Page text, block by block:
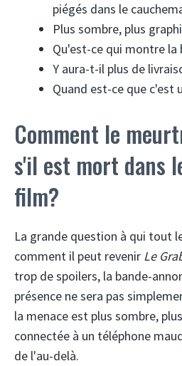
piégés dans le
Plus sombre, plus
Qu'est-ce qui montre la
Y aura-t-il plus de
Quand est-ce que c'est
Comment le
s'il est mort dans
film?
La grande question à qui tout
comment il peut revenir Le
trop de spoilers, la bande-
présence ne sera pas
la menace est plus sombre,
connectée à un téléphone
de l'au-delà.